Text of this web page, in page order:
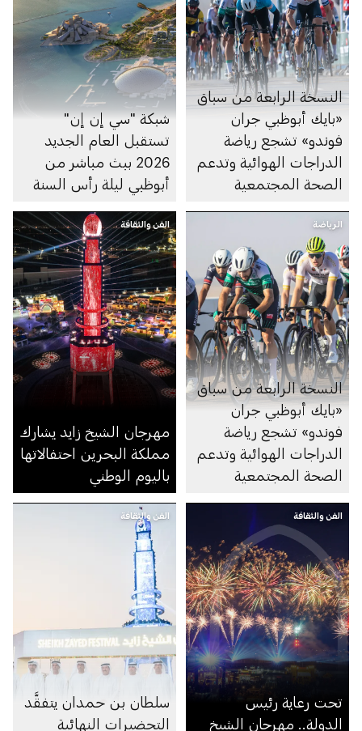
النسخة الرابعة من سباق
«بايك أبوظبي جران
فوندو» تشجع رياضة
الدراجات الهوائية وتدعم
الصحة المجتمعية
شبكة "سي إن إن"
تستقبل العام الجديد
2026 ببث مباشر من
أبوظبي ليلة رأس السنة
الرياضة
النسخة الرابعة من سباق
«بايك أبوظبي جران
فوندو» تشجع رياضة
الدراجات الهوائية وتدعم
الصحة المجتمعية
الفن والثقافة
مهرجان الشيخ زايد يشارك
مملكة البحرين احتفالاتها
باليوم الوطني
الفن والثقافة
تحت رعاية رئيس
الدولة.. مهرجان الشيخ
الفن والثقافة
سلطان بن حمدان يتفقَّد
التحضيرات النهائية